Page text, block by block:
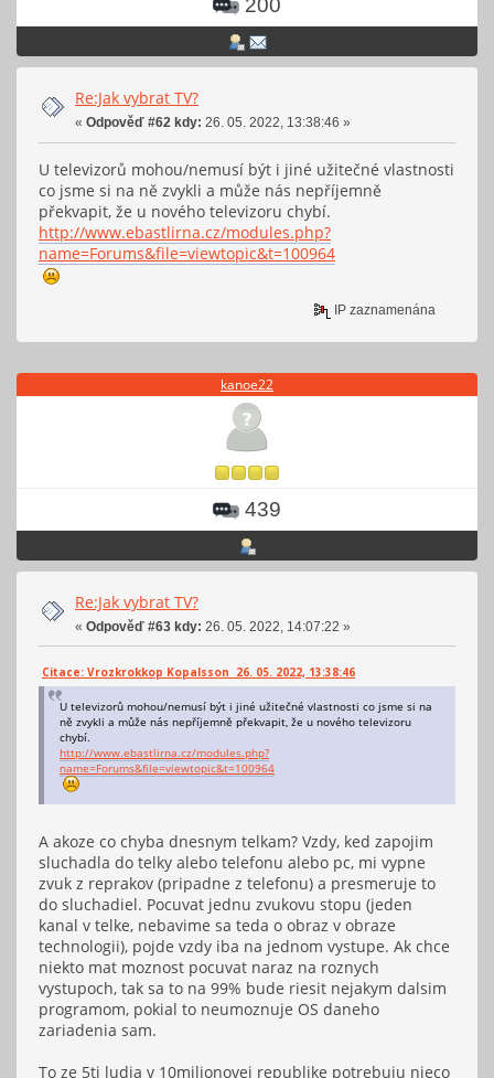
200
Re:Jak vybrat TV?
« Odpověď #62 kdy: 26. 05. 2022, 13:38:46 »
U televizorů mohou/nemusí být i jiné užitečné vlastnosti
co jsme si na ně zvykli a může nás nepříjemně
překvapit, že u nového televizoru chybí.
http://www.ebastlirna.cz/modules.php?
name=Forums&file=viewtopic&t=100964
IP zaznamenána
kanoe22
439
Re:Jak vybrat TV?
« Odpověď #63 kdy: 26. 05. 2022, 14:07:22 »
Citace: Vrozkrokkop Kopalsson 26. 05. 2022, 13:38:46
U televizorů mohou/nemusí být i jiné užitečné vlastnosti co jsme si na
ně zvykli a může nás nepříjemně překvapit, že u nového televizoru
chybí.
http://www.ebastlirna.cz/modules.php?
name=Forums&file=viewtopic&t=100964
A akoze co chyba dnesnym telkam? Vzdy, ked zapojim
sluchadla do telky alebo telefonu alebo pc, mi vypne
zvuk z reprakov (pripadne z telefonu) a presmeruje to
do sluchadiel. Pocuvat jednu zvukovu stopu (jeden
kanal v telke, nebavime sa teda o obraz v obraze
technologii), pojde vzdy iba na jednom vystupe. Ak chce
niekto mat moznost pocuvat naraz na roznych
vystupoch, tak sa to na 99% bude riesit nejakym dalsim
programom, pokial to neumoznuje OS daneho
zariadenia sam.
To ze 5ti ludia v 10milionovej republike potrebuju nieco